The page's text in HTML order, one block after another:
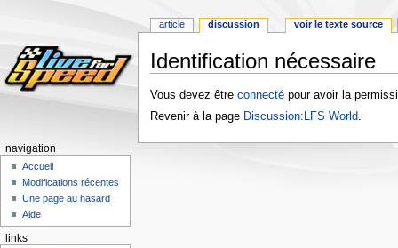
Identification nécessaire
Aller
à
navigation
Aller
à
recherche
Vous devez être connectépour avoir la
Revenir à la page Discussion:LFS World.
article discussion voir le texte source
navigation
Accueil
Modifications récentes
Une page au hasard
Aide
links